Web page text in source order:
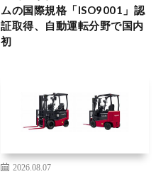
ムの国際規格「ISO9001」認
証取得、自動運転分野で国内
初
2026.08.07